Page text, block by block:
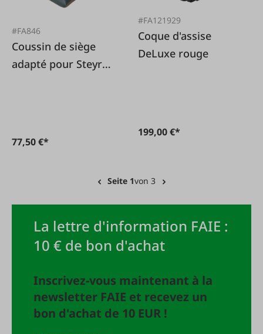
#FA846
Coussin de siège
adapté pour Steyr
77,50 €*
#FA121929
Coque d'assise
DeLuxe rouge
199,00 €*
Seite 1von 3
La lettre d'information FAIE :
10 € de bon d'achat
Inscrivez-vous maintenant à la
newsletter FAIE et recevez un
bon d'achat de 10 EUR !